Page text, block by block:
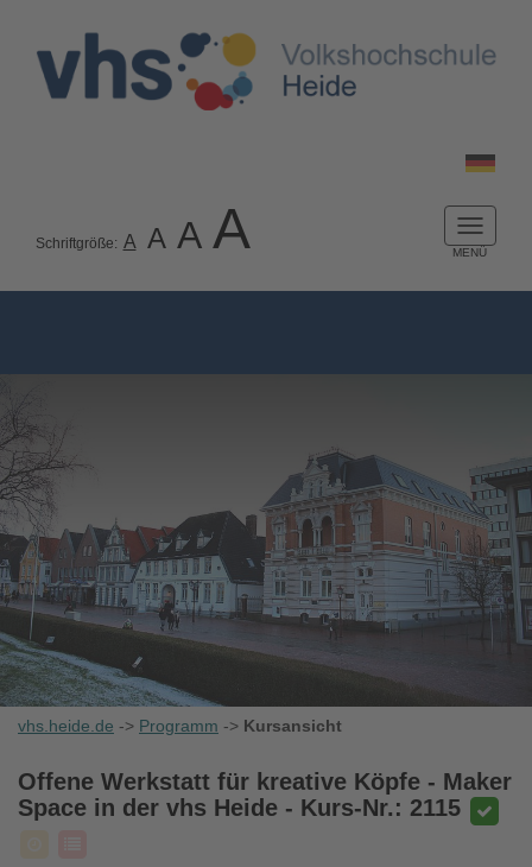
Schriftgröße: A A A A
vhs.heide.de -> Programm -> Kursansicht
Offene Werkstatt für kreative Köpfe - Maker
Space in der vhs Heide - Kurs-Nr.: 2115